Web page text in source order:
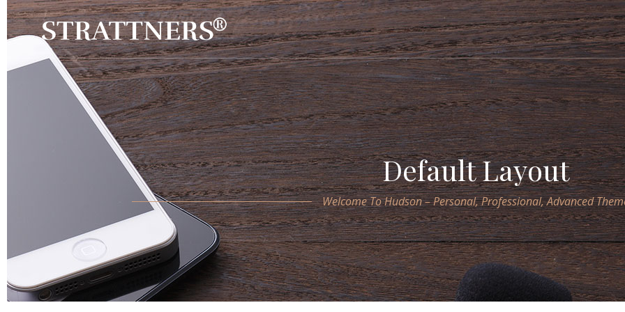
Default Layout
Welcome To Hudson – Personal, Professional, Advanced